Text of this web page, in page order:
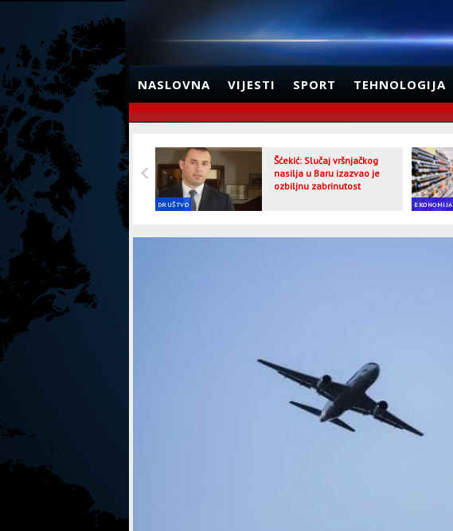
NASLOVNA VIJESTI SPORT TEHNOLOGIJA
DRUŠTVO
Šćekić: Slučaj vršnjačkog
nasilja u Baru izazvao je
ozbiljnu zabrinutost
EKONOMIJA